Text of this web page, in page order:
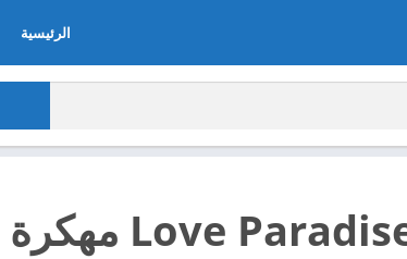
الرئيسية
تحميل لعبة Love Paradise مهكرة